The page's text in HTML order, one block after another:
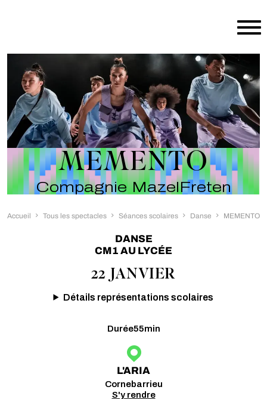
MEMENTO
Compagnie MazelFreten
Accueil Tous les spectacles Séances scolaires Danse MEMENTO
DANSE
CM1 AU LYCÉE
22 JANVIER
Détails représentations scolaires
Durée55min
L'ARIA
Cornebarrieu
S'y rendre